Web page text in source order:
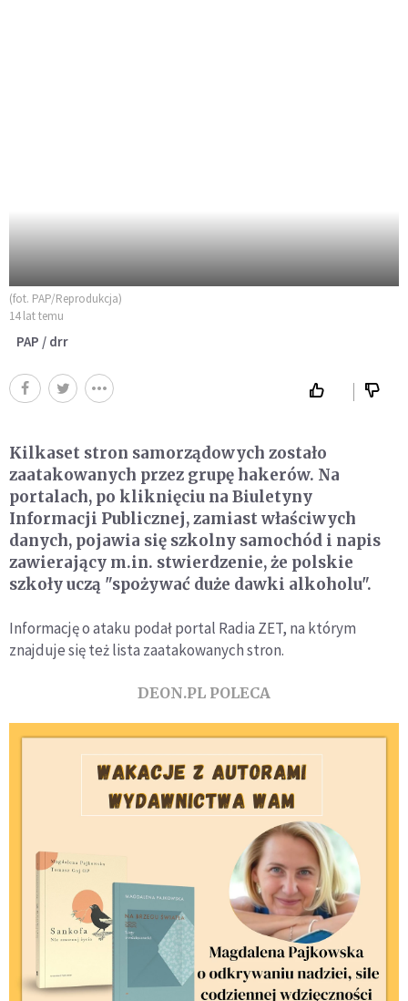
(fot. PAP/Reprodukcja)
14 lat temu
PAP / drr
Kilkaset stron samorządowych zostało
zaatakowanych przez grupę hakerów. Na
portalach, po kliknięciu na Biuletyny
Informacji Publicznej, zamiast właściwych
danych, pojawia się szkolny samochód i napis
zawierający m.in. stwierdzenie, że polskie
szkoły uczą "spożywać duże dawki alkoholu".
Informację o ataku podał portal Radia ZET, na którym
znajduje się też lista zaatakowanych stron.
DEON.PL POLECA